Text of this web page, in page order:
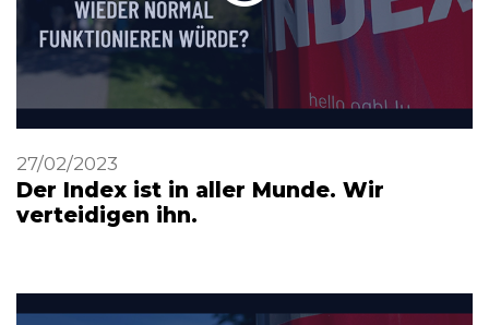
27/02/2023
Der Index ist in aller Munde. Wir
verteidigen ihn.